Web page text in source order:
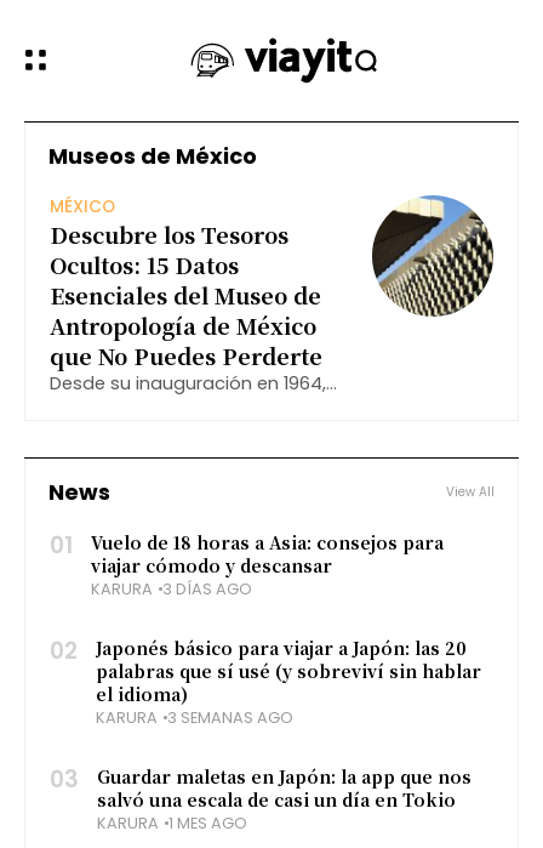
Museos de México
MÉXICO
Descubre los Tesoros
Ocultos: 15 Datos
Esenciales del Museo de
Antropología de México
que No Puedes Perderte
Desde su inauguración en 1964,
impresionante colección
arqueológica y etnográfica,
convirtiéndose en un destino
obligado para cualquier amante
de
News View All
01
Vuelo de 18 horas a Asia: consejos para
viajar cómodo y descansar
KARURA 3 DÍAS AGO
02
Japonés básico para viajar a Japón: las 20
palabras que sí usé (y sobreviví sin hablar
el idioma)
KARURA 3 SEMANAS AGO
03
Guardar maletas en Japón: la app que nos
salvó una escala de casi un día en Tokio
KARURA 1 MES AGO